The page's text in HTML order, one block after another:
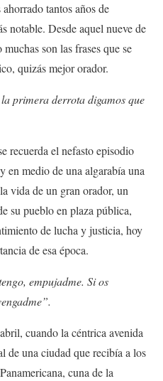
tantos años de
notable. Desde aquel nueve de
son las frases que se
quizás mejor orador.
primera derrota digamos que
recuerda el nefasto episodio
en medio de una algarabía una
vida de un gran orador, un
su pueblo en plaza pública,
de lucha y justicia, hoy
de esa época.
empujadme. Si os
cuando la céntrica avenida
de una ciudad que recibía a los
cuna de la